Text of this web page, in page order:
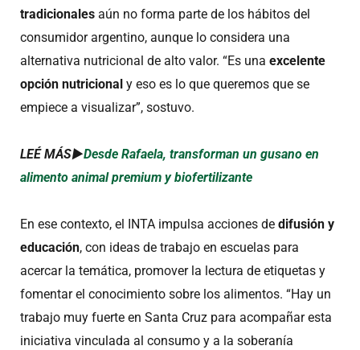
tradicionales aún no forma parte de los hábitos del
consumidor argentino, aunque lo considera una
alternativa nutricional de alto valor. “Es una excelente
opción nutricional y eso es lo que queremos que se
empiece a visualizar”, sostuvo.
LEÉ MÁS►Desde Rafaela, transforman un gusano en
alimento animal premium y biofertilizante
En ese contexto, el INTA impulsa acciones de difusión y
educación, con ideas de trabajo en escuelas para
acercar la temática, promover la lectura de etiquetas y
fomentar el conocimiento sobre los alimentos. “Hay un
trabajo muy fuerte en Santa Cruz para acompañar esta
iniciativa vinculada al consumo y a la soberanía